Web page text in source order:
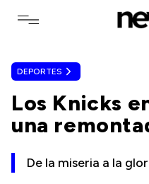
Toggle navigation menu
DEPORTES
Los Knicks
una
De la miseria a la